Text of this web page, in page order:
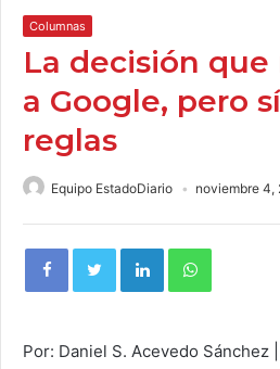
Columnas
La decisión
a Google, pero
reglas
Equipo EstadoDiario noviembre 4,
Por: Daniel S. Acevedo Sánchez |